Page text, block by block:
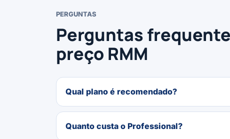
PERGUNTAS
Perguntas
preço RMM
Qual plano é recomendado?
Quanto custa o Professional?